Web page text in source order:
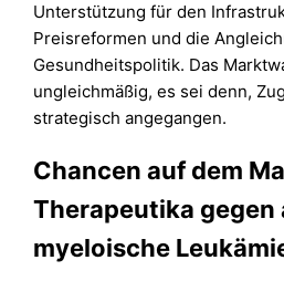
Unterstützung für den
Preisreformen und die
Gesundheitspolitik. Das
ungleichmäßig, es sei denn,
strategisch angegangen.
Chancen auf dem
Therapeutika gegen
myeloische